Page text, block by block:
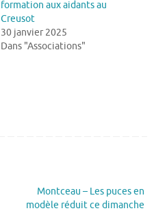
formation aux aidants au
Creusot
30 janvier 2025
Dans "Associations"
Montceau – Les puces en
modèle réduit ce dimanche